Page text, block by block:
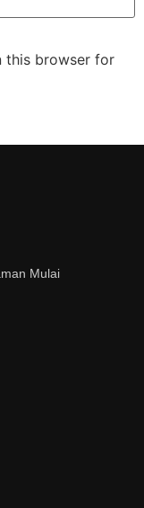
this browser for
Mulai